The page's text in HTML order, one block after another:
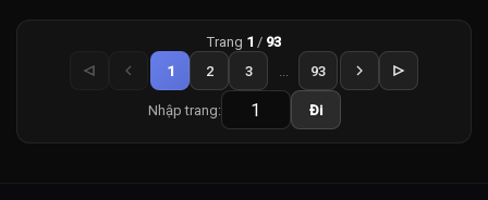
Trang 1 / 93
1
2 3 93
Nhập trang: Đi